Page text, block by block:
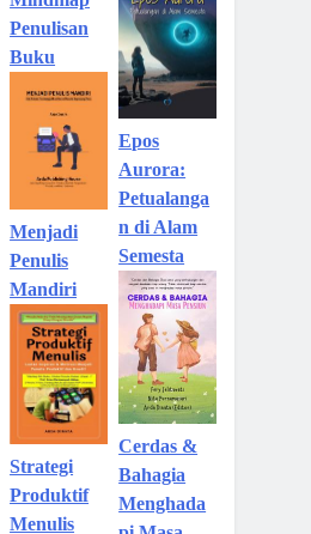
Penulisan
Buku
Menjadi
Penulis
Mandiri
Strategi
Produktif
Menulis
Epos
Aurora:
Petualanga
n di Alam
Semesta
Cerdas &
Bahagia
Menghada